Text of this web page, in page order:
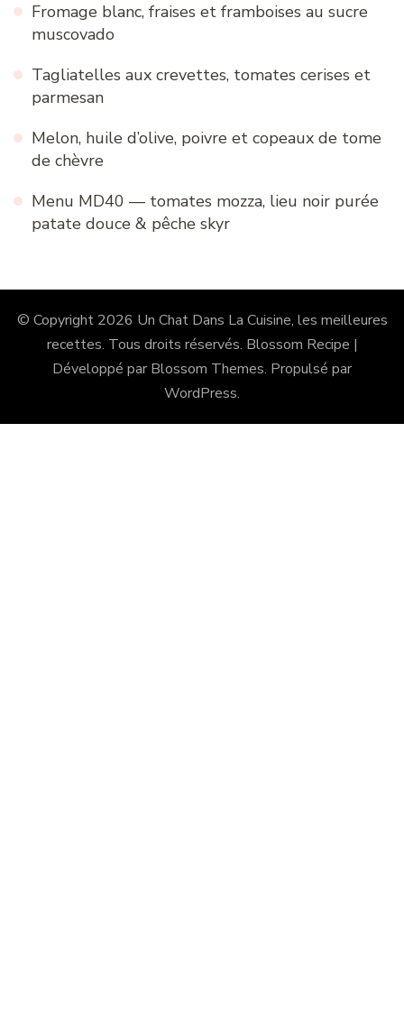
Fromage blanc, fraises et framboises au sucre
muscovado
Tagliatelles aux crevettes, tomates cerises et
parmesan
Melon, huile d’olive, poivre et copeaux de tome
de chèvre
Menu MD40 — tomates mozza, lieu noir purée
patate douce & pêche skyr
© Copyright 2026 Un Chat Dans La Cuisine, les meilleures
recettes. Tous droits réservés. Blossom Recipe |
Développé par Blossom Themes. Propulsé par
WordPress.